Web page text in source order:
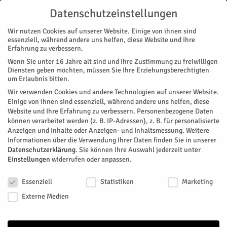
Start Nachrichten Region Kritischer Blick der VIV
NACHRICHTEN REGION
Kritischer Blick der VIV
VonHERZOG Redaktion- Februar 14, 2025 207 0
Facebook Twitter
Datenschutzeinstellungen
Wir nutzen Cookies auf unserer Website. Einige von ihnen sind
essenziell, während andere uns helfen, diese Website und Ihre
Erfahrung zu verbessern.
Wenn Sie unter 16 Jahre alt sind und Ihre Zustimmung zu freiwilligen
Diensten geben möchten, müssen Sie Ihre Erziehungsberechtigten
um Erlaubnis bitten.
Wir verwenden Cookies und andere Technologien auf unserer Website.
Einige von ihnen sind essenziell, während andere uns helfen, diese
Website und Ihre Erfahrung zu verbessern. Personenbezogene Daten
können verarbeitet werden (z. B. IP-Adressen), z. B. für personalisierte
Anzeigen und Inhalte oder Anzeigen- und Inhaltsmessung. Weitere
Informationen über die Verwendung Ihrer Daten finden Sie in unserer
Datenschutzerklärung. Sie können Ihre Auswahl jederzeit unter
Einstellungen widerrufen oder anpassen.
Essenziell
Statistiken
Marketing
Externe Medien